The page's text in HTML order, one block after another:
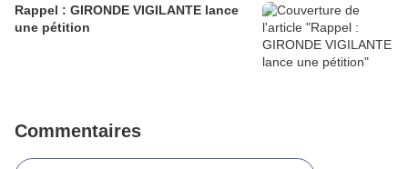
Rappel : GIRONDE VIGILANTE lance
une pétition
Commentaires